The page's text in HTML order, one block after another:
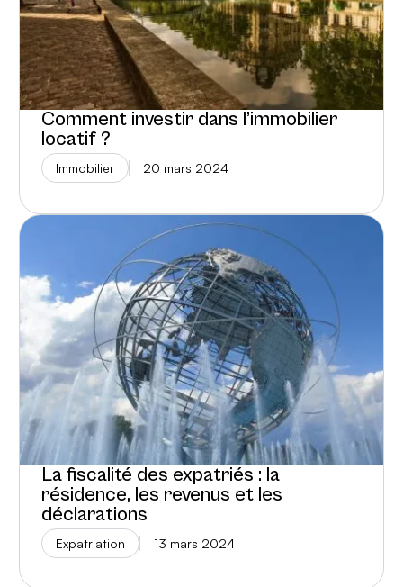
Comment investir dans l’immobilier
locatif ?
Immobilier 20 mars 2024
La fiscalité des expatriés : la
résidence, les revenus et les
déclarations
Expatriation 13 mars 2024